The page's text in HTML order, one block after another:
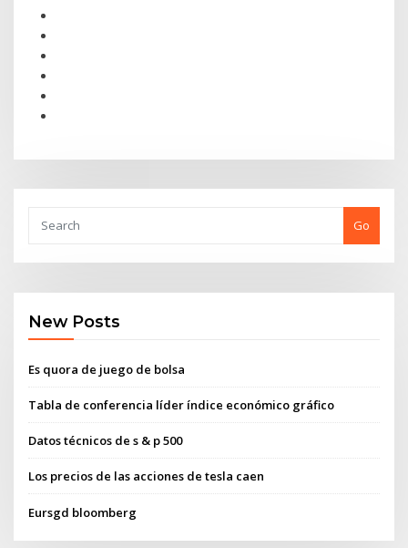
Go
New Posts
Es quora de juego de bolsa
Tabla de conferencia líder índice económico gráfico
Datos técnicos de s & p 500
Los precios de las acciones de tesla caen
Eursgd bloomberg